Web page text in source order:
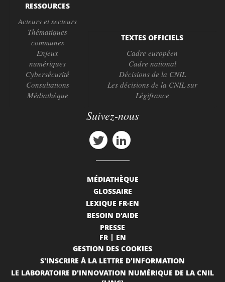
RESSOURCES
Acteurs et secteurs
Thématiques
communes
Enjeux
numériques
Cybersécurité
Consultations
Médiathèque
TEXTES OFFICIELS
Cadre européen
Cadre national
Décisions de la CNIL
Les décisions de la CNIL sur
Légifrance
Suivez-nous
MÉDIATHÈQUE
GLOSSAIRE
LEXIQUE FR-EN
BESOIN D'AIDE
PRESSE
FR
EN
GESTION DES COOKIES
S'INSCRIRE À LA LETTRE D'INFORMATION
LE LABORATOIRE D'INNOVATION NUMÉRIQUE DE LA CNIL